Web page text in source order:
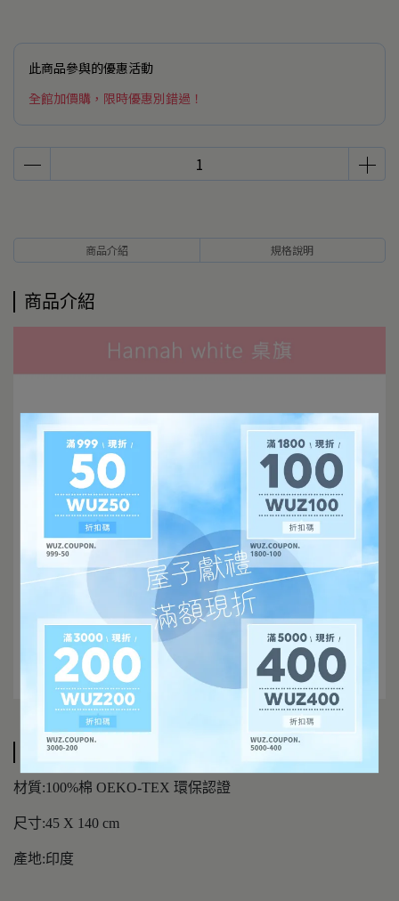
此商品參與的優惠活動
全館加價購，限時優惠別錯過！
商品介紹 規格說明
商品介紹
規格說明
材質:100%棉 OEKO-TEX 環保認證
尺寸:45 X 140 cm
產地:印度